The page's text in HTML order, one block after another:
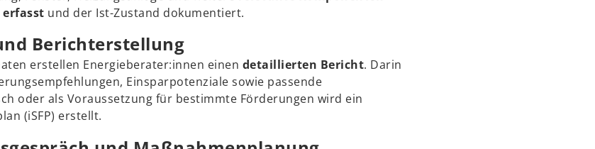
erfasst und der Ist-Zustand dokumentiert.
Berichterstellung
erstellen Energieberater:innen einen detaillierten Bericht. Darin
Einsparpotenziale sowie passende
oder als Voraussetzung für bestimmte Förderungen wird ein
(iSFP) erstellt.